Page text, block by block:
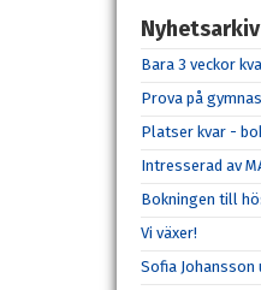
Nyhetsarkiv
Bara 3 veckor
Prova på
Platser kvar -
Intresserad av
Bokningen till
Vi växer!
Sofia